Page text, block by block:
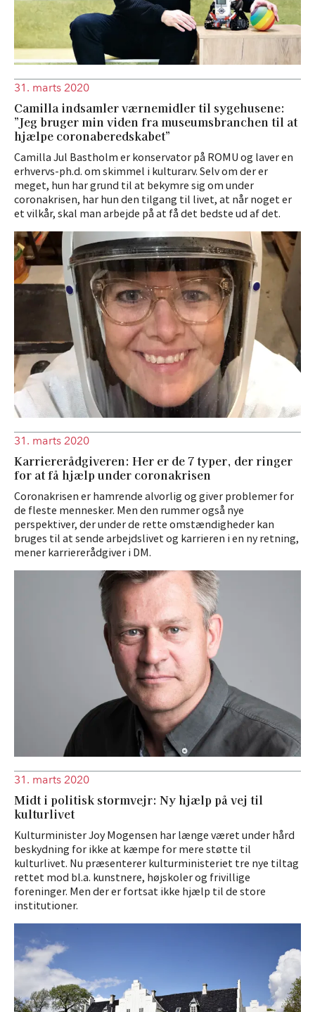
31. marts 2020
Camilla indsamler værnemidler til sygehusene:
”Jeg bruger min viden fra museumsbranchen til at
hjælpe coronaberedskabet”
Camilla Jul Bastholm er konservator på ROMU og laver en
erhvervs-ph.d. om skimmel i kulturarv. Selv om der er
meget, hun har grund til at bekymre sig om under
coronakrisen, har hun den tilgang til livet, at når noget er
et vilkår, skal man arbejde på at få det bedste ud af det.
31. marts 2020
Karriererådgiveren: Her er de 7 typer, der ringer
for at få hjælp under coronakrisen
Coronakrisen er hamrende alvorlig og giver problemer for
de fleste mennesker. Men den rummer også nye
perspektiver, der under de rette omstændigheder kan
bruges til at sende arbejdslivet og karrieren i en ny retning,
mener karriererådgiver i DM.
31. marts 2020
Midt i politisk stormvejr: Ny hjælp på vej til
kulturlivet
Kulturminister Joy Mogensen har længe været under hård
beskydning for ikke at kæmpe for mere støtte til
kulturlivet. Nu præsenterer kulturministeriet tre nye tiltag
rettet mod bl.a. kunstnere, højskoler og frivillige
foreninger. Men der er fortsat ikke hjælp til de store
institutioner.